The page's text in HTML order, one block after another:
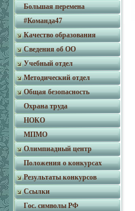
Большая перемена
#Команда47
Качество образования
Сведения об ОО
Учебный отдел
Методический отдел
Общая безопасность
Охрана труда
НОКО
МПМО
Олимпиадный центр
Положения о конкурсах
Результаты конкурсов
Ссылки
Гос. символы РФ